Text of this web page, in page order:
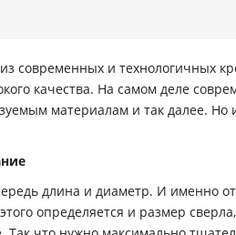
современных и технологичных
качества. На самом деле
материалам и так далее.
длина и диаметр. И именно
определяется и размер